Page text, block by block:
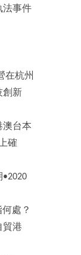
法事件
在杭州
創新
澳台本
確
處？
貿港